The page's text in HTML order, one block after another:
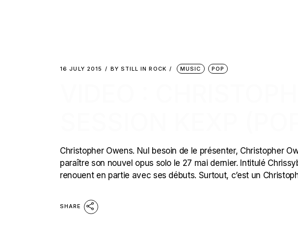
16 JULY 2015 BY STILL IN ROCK MUSIC POP
Christopher Owens. Nul besoin de le présenter, Christopher
paraître son nouvel opus solo le 27 mai dernier. Intitulé
renouent en partie avec ses débuts. Surtout, c’est un
SHARE